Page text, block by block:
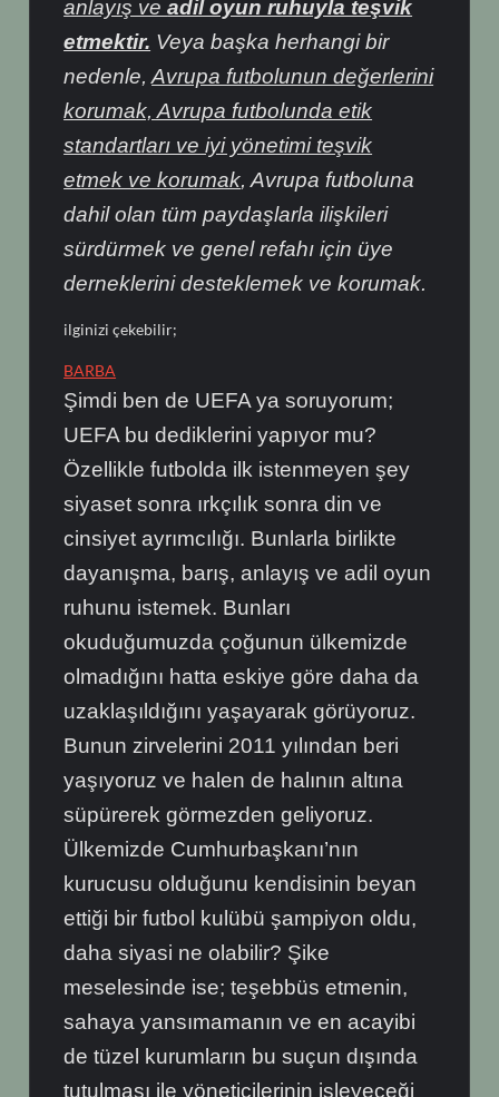
anlayış veadil oyun ruhuyla teşvik
etmektir. Veya başka herhangi bir
nedenle,Avrupa futbolunun değerlerini
korumak, Avrupa futbolunda etik
standartları ve iyi yönetimi teşvik
etmek ve korumak, Avrupa futboluna
dahil olan tüm paydaşlarla ilişkileri
sürdürmek ve genel refahı için üye
derneklerini desteklemek ve korumak.
ilginizi çekebilir;
BARBA
Şimdi ben de UEFA ya soruyorum;
UEFA bu dediklerini yapıyor mu?
Özellikle futbolda ilk istenmeyen şey
siyaset sonra ırkçılık sonra din ve
cinsiyet ayrımcılığı. Bunlarla birlikte
dayanışma, barış, anlayış ve adil oyun
ruhunu istemek. Bunları
okuduğumuzda çoğunun ülkemizde
olmadığını hatta eskiye göre daha da
uzaklaşıldığını yaşayarak görüyoruz.
Bunun zirvelerini 2011 yılından beri
yaşıyoruz ve halen de halının altına
süpürerek görmezden geliyoruz.
Ülkemizde Cumhurbaşkanı’nın
kurucusu olduğunu kendisinin beyan
ettiği bir futbol kulübü şampiyon oldu,
daha siyasi ne olabilir? Şike
meselesinde ise; teşebbüs etmenin,
sahaya yansımamanın ve en acayibi
de tüzel kurumların bu suçun dışında
tutulması ile yöneticilerinin işleyeceği